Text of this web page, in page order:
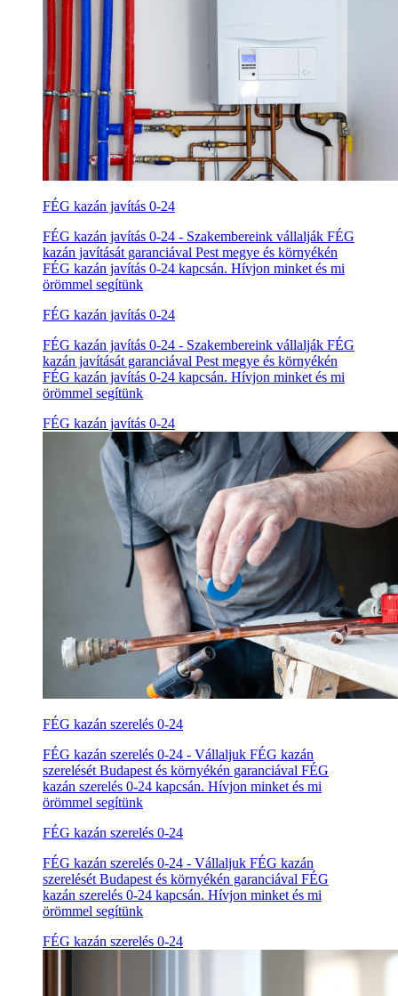
FÉG kazán javítás 0-24
FÉG kazán javítás 0-24 - Szakembereink vállalják FÉG
kazán javítását garanciával Pest megye és környékén
FÉG kazán javítás 0-24 kapcsán. Hívjon minket és mi
örömmel segítünk
FÉG kazán javítás 0-24
FÉG kazán javítás 0-24 - Szakembereink vállalják FÉG
kazán javítását garanciával Pest megye és környékén
FÉG kazán javítás 0-24 kapcsán. Hívjon minket és mi
örömmel segítünk
FÉG kazán javítás 0-24
FÉG kazán szerelés 0-24
FÉG kazán szerelés 0-24 - Vállaljuk FÉG kazán
szerelését Budapest és környékén garanciával FÉG
kazán szerelés 0-24 kapcsán. Hívjon minket és mi
örömmel segítünk
FÉG kazán szerelés 0-24
FÉG kazán szerelés 0-24 - Vállaljuk FÉG kazán
szerelését Budapest és környékén garanciával FÉG
kazán szerelés 0-24 kapcsán. Hívjon minket és mi
örömmel segítünk
FÉG kazán szerelés 0-24